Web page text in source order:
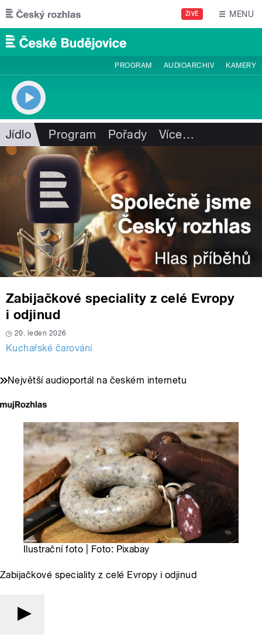
Přejít k hlavnímu obsahu
ŽIVĚ MENU
PROGRAM AUDIOARCHIV KAMERY
Jídlo Program Pořady Více…
Zabijačkové speciality z celé Evropy
i odjinud
20. leden 2026
Kuchařské čarování
Největší audioportál na českém internetu
Ilustrační foto | Foto: Pixabay
Zabijačkové speciality z celé Evropy i odjinud